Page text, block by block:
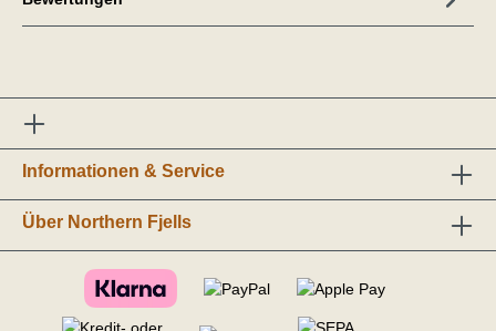
Informationen & Service
Über Northern Fjells